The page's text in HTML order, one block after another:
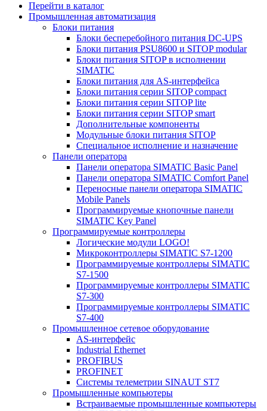
Перейти в каталог
Промышленная автоматизация
Блоки питания
Блоки бесперебойного питания DC-UPS
Блоки питания PSU8600 и SITOP modular
Блоки питания SITOP в исполнении
SIMATIC
Блоки питания для AS-интерфейса
Блоки питания серии SITOP compact
Блоки питания серии SITOP lite
Блоки питания серии SITOP smart
Дополнительные компоненты
Модульные блоки питания SITOP
Специальное исполнение и назначение
Панели оператора
Панели оператора SIMATIC Basic Panel
Панели оператора SIMATIC Comfort Panel
Переносные панели оператора SIMATIC
Mobile Panels
Программируемые кнопочные панели
SIMATIC Key Panel
Программируемые контроллеры
Логические модули LOGO!
Микроконтроллеры SIMATIC S7-1200
Программируемые контроллеры SIMATIC
S7-1500
Программируемые контроллеры SIMATIC
S7-300
Программируемые контроллеры SIMATIC
S7-400
Промышленное сетевое оборудование
AS-интерфейс
Industrial Ethernet
PROFIBUS
PROFINET
Системы телеметрии SINAUT ST7
Промышленные компьютеры
Встраиваемые промышленные компьютеры